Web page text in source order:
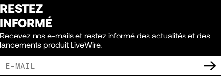
RESTEZ
INFORMÉ
Recevez nos e-mails et restez informé des actualités et des
lancements produit LiveWire.